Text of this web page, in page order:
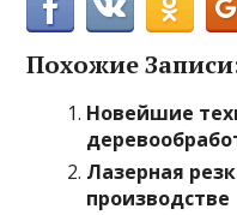
Похожие
Новейшие
Лазерная
производстве